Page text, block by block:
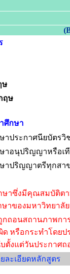
ษ
ฤษ
ศึกษา
ษาประกาศนียบัตร
ษาอนุปริญญาหรือเ
ษาปริญญาตรีทุกสา
ษาซึ่งมีคุณสมบัติตา
าของมหาวิทยาลั
ถอนสถานภาพกา
ด หรือกระทำโดย
ตั้งแต่วันประกาศ
ละเอียดหลักสูตร